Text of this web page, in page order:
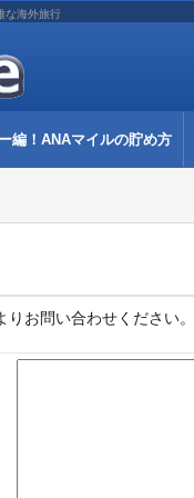
な海外旅行
編！ANAマイルの貯め方
お問い合わせください。